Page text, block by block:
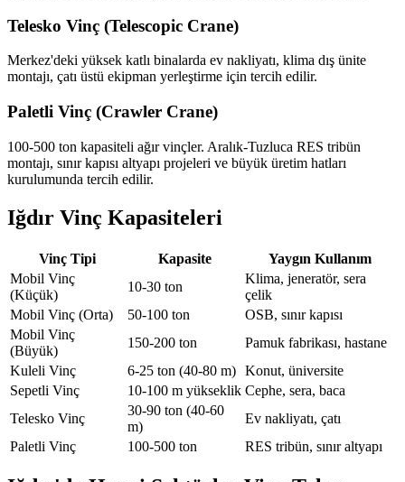
Telesko Vinç (Telescopic Crane)
Merkez'deki yüksek katlı binalarda ev nakliyatı, klima dış ünite
montajı, çatı üstü ekipman yerleştirme için tercih edilir.
Paletli Vinç (Crawler Crane)
100-500 ton kapasiteli ağır vinçler. Aralık-Tuzluca RES tribün
montajı, sınır kapısı altyapı projeleri ve büyük üretim hatları
kurulumunda tercih edilir.
Iğdır Vinç Kapasiteleri
Vinç Tipi Kapasite
Yaygın Kullanım
Mobil Vinç
(Küçük)
10-30 ton
Klima, jeneratör, sera
çelik
Mobil Vinç (Orta)
50-100 ton
OSB, sınır kapısı
Mobil Vinç
(Büyük)
150-200 ton
Pamuk fabrikası, hastane
Kuleli Vinç
6-25 ton (40-80 m) Konut, üniversite
Sepetli Vinç
10-100 m yükseklik Cephe, sera, baca
Telesko Vinç
30-90 ton (40-60
m)
Ev nakliyatı, çatı
Paletli Vinç
100-500 ton RES tribün, sınır altyapı